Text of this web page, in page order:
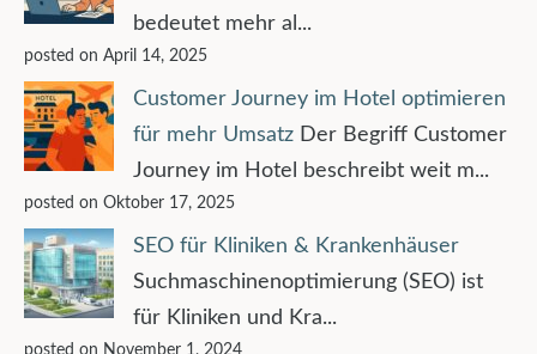
bedeutet mehr al...
posted on April 14, 2025
Customer Journey im Hotel optimieren
für mehr Umsatz Der Begriff Customer
Journey im Hotel beschreibt weit m...
posted on Oktober 17, 2025
SEO für Kliniken & Krankenhäuser
Suchmaschinenoptimierung (SEO) ist
für Kliniken und Kra...
posted on November 1, 2024